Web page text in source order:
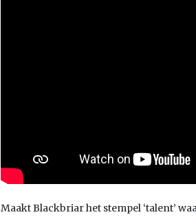
Maakt Blackbriar het stempel ‘talent’